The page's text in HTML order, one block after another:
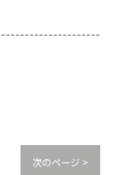
次のページ >